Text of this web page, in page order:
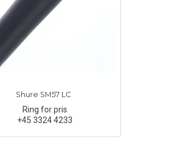
Shure SM57 LC
Ring for pris
+45 3324 4233